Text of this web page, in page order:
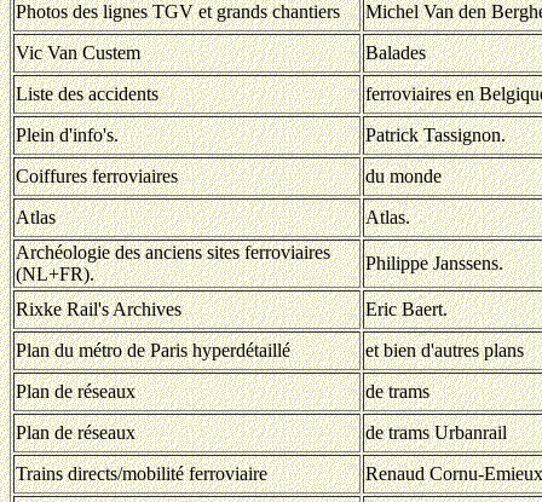
Photos des lignes TGV et grands chantiers
Michel Van den
Vic Van Custem
Balades
Liste des accidents
ferroviaires en
Plein d'info's.
Patrick Tassignon.
Coiffures ferroviaires
du monde
Atlas
Atlas.
Archéologie des anciens sites ferroviaires
(NL+FR).
Philippe Janssens.
Rixke Rail's Archives
Eric Baert.
Plan du métro de Paris hyperdétaillé
et bien d'autres plans
Plan de réseaux
de trams
Plan de réseaux
de trams Urbanrail
Trains directs/mobilité ferroviaire
Renaud Cornu-